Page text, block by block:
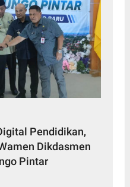
Pendidikan,
Dikdasmen
Pintar